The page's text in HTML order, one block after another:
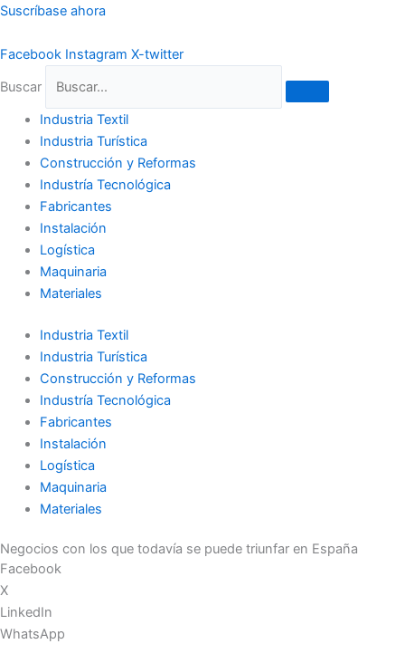
Ir
contenido
Suscríbase ahora
Facebook Instagram X-twitter
Buscar
Industria Textil
Industria Turística
Construcción y Reformas
Industría Tecnológica
Fabricantes
Instalación
Logística
Maquinaria
Materiales
Industria Textil
Industria Turística
Construcción y Reformas
Industría Tecnológica
Fabricantes
Instalación
Logística
Maquinaria
Materiales
Negocios con los que todavía se puede triunfar en España
Facebook
X
LinkedIn
WhatsApp